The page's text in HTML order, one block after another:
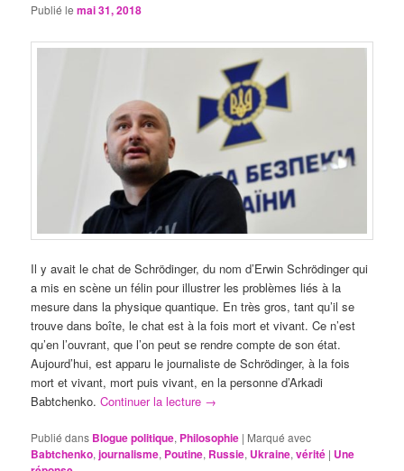
Publié lemai 31, 2018
Il y avait le chat de Schrödinger, du nom d’Erwin Schrödinger qui
a mis en scène un félin pour illustrer les problèmes liés à la
mesure dans la physique quantique. En très gros, tant qu’il se
trouve dans boîte, le chat est à la fois mort et vivant. Ce n’est
qu’en l’ouvrant, que l’on peut se rendre compte de son état.
Aujourd’hui, est apparu le journaliste de Schrödinger, à la fois
mort et vivant, mort puis vivant, en la personne d’Arkadi
Babtchenko.Continuer la lecture →
Publié dans Blogue politique, Philosophie | Marqué avec
Babtchenko,journalisme, Poutine, Russie, Ukraine,vérité | Une